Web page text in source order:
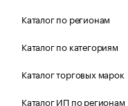
Каталог по регионам
Каталог по категориям
Каталог торговых марок
Каталог ИП по регионам